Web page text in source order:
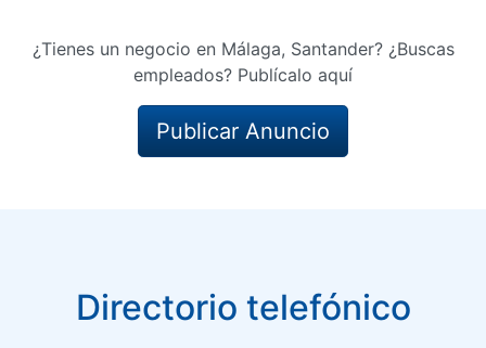
¿Tienes un negocio en Málaga, Santander? ¿Buscas
empleados? Publícalo aquí
Publicar Anuncio
Directorio telefónico